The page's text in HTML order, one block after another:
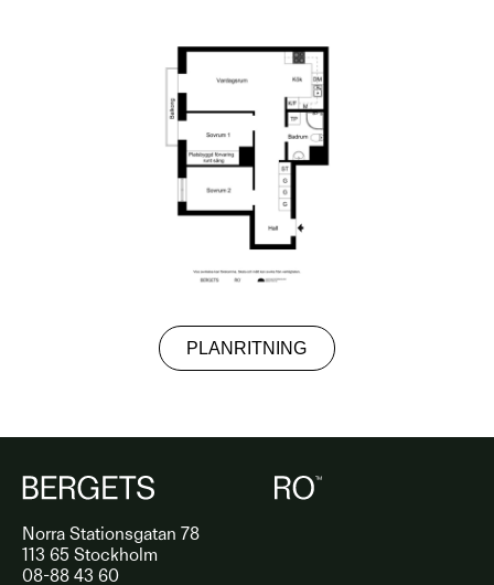
PLANRITNING
Norra Stationsgatan 78
113 65 Stockholm
08-88 43 60